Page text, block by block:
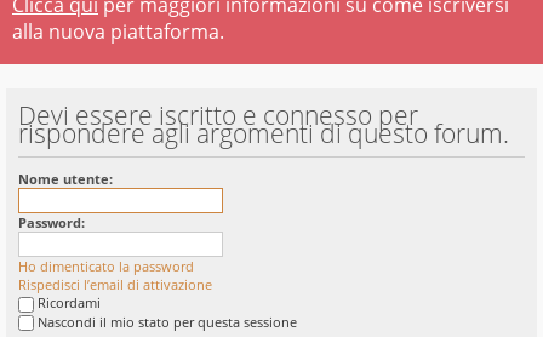
alla nuova piattaforma.
Devi essere iscritto e connesso per
rispondere agli argomenti di questo forum.
Nome utente:
Password:
Ho dimenticato la password
Rispedisci l’email di attivazione
Ricordami
Nascondi il mio stato per questa sessione